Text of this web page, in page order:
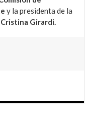
y la presidenta de la
Cristina Girardi.